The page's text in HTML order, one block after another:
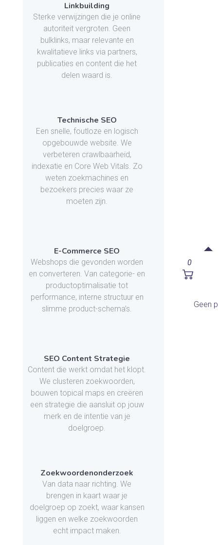
Linkbuilding
Sterke verwijzingen die je online
autoriteit vergroten. Geen
bulklinks, maar relevante en
kwalitatieve links via partners,
publicaties en content die het
delen waard is.
Technische SEO
Een snelle, foutloze en logisch
opgebouwde website. We
verbeteren crawlbaarheid,
indexatie en Core Web Vitals. Zo
weten zoekmachines en
bezoekers precies waar ze
moeten zijn.
E-Commerce SEO
Webshops die gevonden worden
en converteren. Van categorie- en
productoptimalisatie tot
performance, interne structuur en
slimme product-schema’s.
SEO Content Strategie
Content die werkt omdat het klopt.
We clusteren zoekwoorden,
bouwen topical maps en creëren
een strategie die aansluit op jouw
merk en de intentie van je
doelgroep.
Zoekwoordenonderzoek
Van data naar richting. We
brengen in kaart waar je
doelgroep op zoekt, waar kansen
liggen en welke zoekwoorden
echt impact maken.
0
Geen